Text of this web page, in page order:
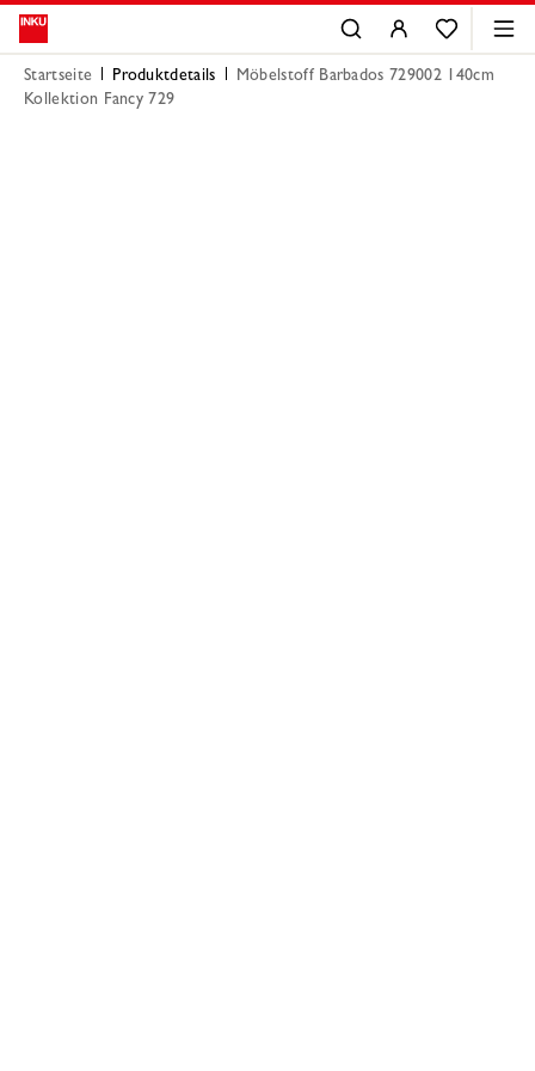
Startseite Produktdetails
Möbelstoff Barbados 729002 140cm
Kollektion Fancy 729